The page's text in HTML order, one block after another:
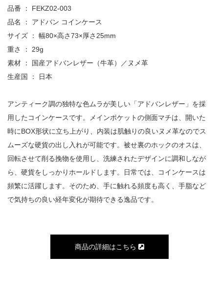
品番 ： FEKZ02-003
品名 ： アドバン コインケース
サイズ ： 幅80×高さ73×厚さ25mm
重さ ： 29g
素材 ： 国産アドバンレザー（牛革）／ヌメ革
生産国 ： 日本
アンティーク調の独特な色ムラが美しい「アドバンレザー」を採
用したコインケースです。メインポケットの側面マチは、開いた
時にBOX形状に立ち上がり、内装は肌触りの良いヌメ革なのでス
ムーズな硬貨の出し入れが可能です。被せ裏のホックのオスは、
回転させて削る挽物を使用し、洗練されたデザインに調和しなが
ら、硬貨をしっかりホールドします。日常では、コインケースは
頻繁に活躍します。そのため、手に触れる頻度も高く、手脂など
で気持ちの良い経年変化が期待できる逸品です。
商品の詳細はこちら